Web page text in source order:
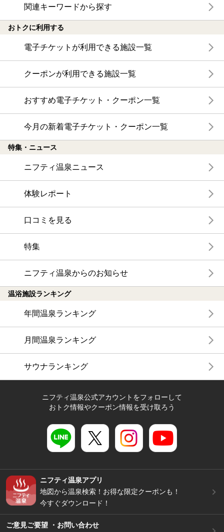
関連キーワードから探す
おトクに利用する
電子チケットが利用できる施設一覧
クーポンが利用できる施設一覧
おすすめ電子チケット・クーポン一覧
今月の新着電子チケット・クーポン一覧
特集・ニュース
ニフティ温泉ニュース
体験レポート
口コミを見る
特集
ニフティ温泉からのお知らせ
温浴施設ランキング
年間温泉ランキング
月間温泉ランキング
サウナランキング
ニフティ温泉公式アカウントをフォローして
おトク情報やクーポン情報を受け取ろう
ニフティ温泉アプリ
地図から温泉検索！お得な限定クーポンも！
今すぐダウンロード！
ご意見ご要望 ・お問い合わせ